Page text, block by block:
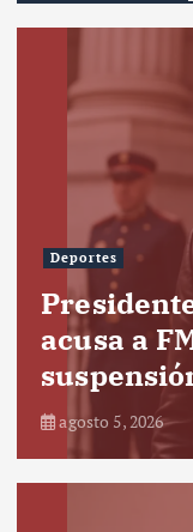
Deportes
acusa a
agosto 5, 2026